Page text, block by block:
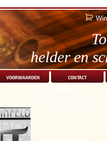
helder en
voorwaarden contact